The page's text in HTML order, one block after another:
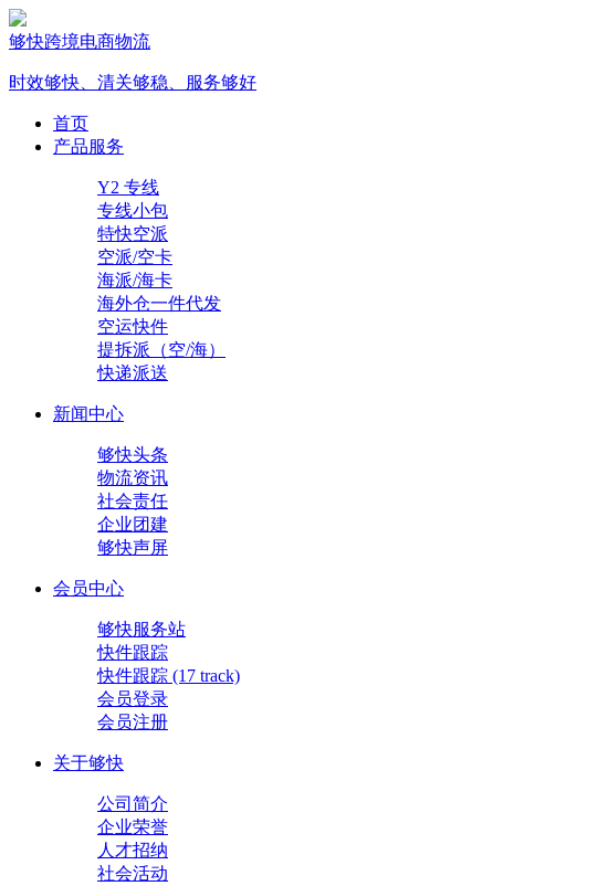
够快跨境电商物流
时效够快、清关够稳、服务够好
首页
产品服务
Y2 专线
专线小包
特快空派
空派/空卡
海派/海卡
海外仓一件代发
空运快件
提拆派（空/海）
快递派送
新闻中心
够快头条
物流资讯
社会责任
企业团建
够快声屏
会员中心
够快服务站
快件跟踪
快件跟踪 (17 track)
会员登录
会员注册
关于够快
公司简介
企业荣誉
人才招纳
社会活动